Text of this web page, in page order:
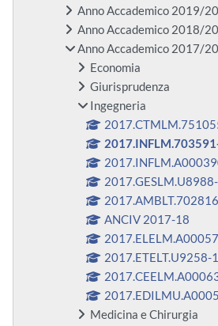
Anno Accademico 2019/
Anno Accademico 2018/
Anno Accademico 2017/
Economia
Giurisprudenza
Ingegneria
ANCIV 2017-18
2017.ETELT.U9258-
Medicina e Chirurgia